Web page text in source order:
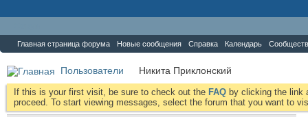
Главная страница форума Новые сообщения Справка Календарь
Пользователи Никита Приклонский
If this is your first visit, be sure to check out the FAQ by clicking the link
proceed. To start viewing messages, select the forum that you want to